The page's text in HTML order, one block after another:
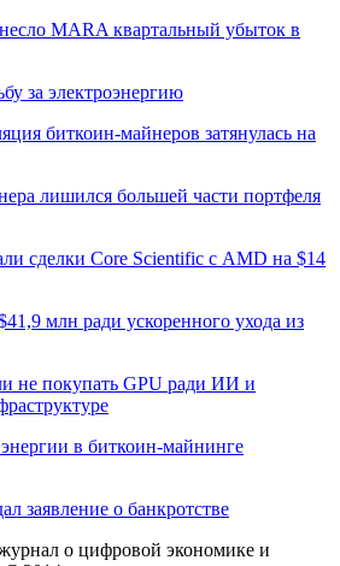
MARA квартальный убыток в
за электроэнергию
биткоин-майнеров затянулась на
лишился большей части портфеля
сделки Core Scientific с AMD на $14
млн ради ускоренного ухода из
не покупать GPU ради ИИ и
в биткоин-майнинге
заявление о банкротстве
о цифровой экономике и